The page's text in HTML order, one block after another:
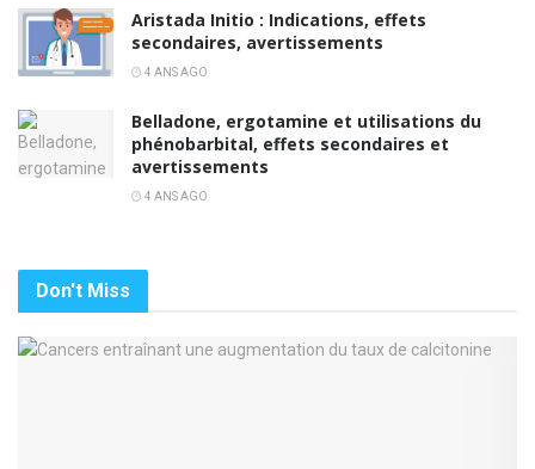
Aristada Initio : Indications, effets
secondaires, avertissements
4 ANS AGO
Belladone, ergotamine et utilisations du
phénobarbital, effets secondaires et
avertissements
4 ANS AGO
Don't Miss